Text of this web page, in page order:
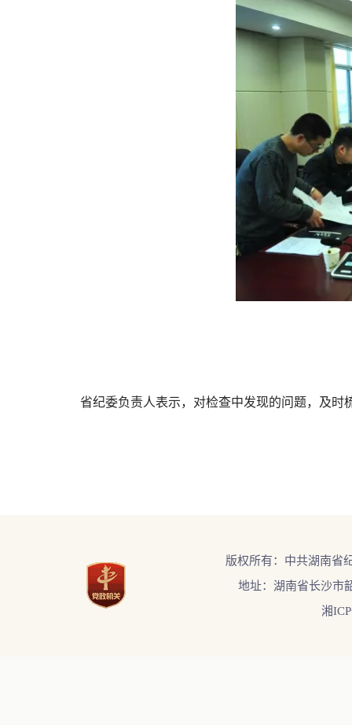
省纪委负责人表示，对检查中发现的问题，及时
版权所有：中共湖南省
地址：湖南省长沙市
湘